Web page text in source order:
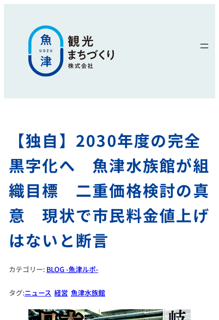
【独自】2030年度の完全
黒字化へ 魚津水族館が組
織目標 二重価格検討の真
意 現状で市民料金値上げ
はないと断言
カテゴリー: BLOG -魚津ルポ-
タグ:ニュース 経営 魚津水族館